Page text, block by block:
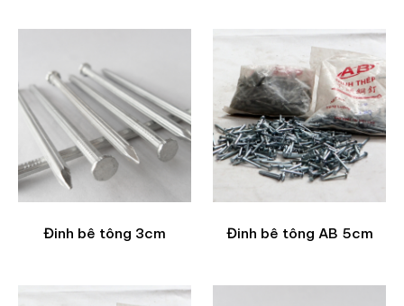
Đinh bê tông 3cm Đinh bê tông AB 5cm